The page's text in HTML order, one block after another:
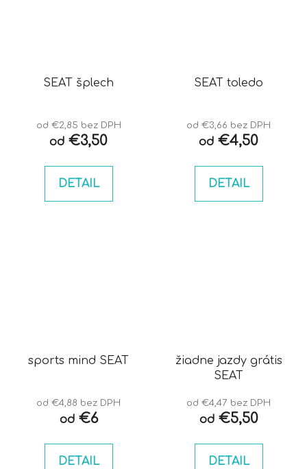
SEAT šplech
od €2,85 bez DPH
od €3,50
DETAIL
SEAT toledo
od €3,66 bez DPH
od €4,50
DETAIL
sports mind SEAT
od €4,88 bez DPH
od€6
DETAIL
žiadne jazdy grátis
SEAT
od €4,47 bez DPH
od€5,50
DETAIL